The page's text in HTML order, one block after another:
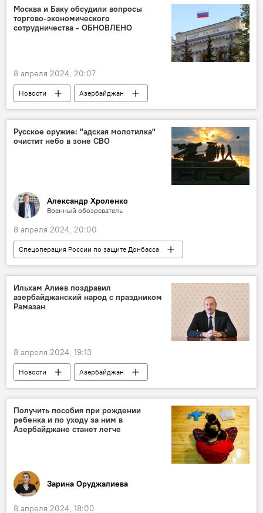
Концлагерь
Азербайджан
НАНА
научный сотрудник Института философии и социологии Национальной академии наук АР Ильхам Аббасов
Москва и Баку обсудили вопросы
торгово-экономического
сотрудничества - ОБНОВЛЕНО
8 апреля 2024, 20:07
Новости
Азербайджан
Микаил Джаббаров
Россия
Денис Мантуров
Встреча
Торгово-экономическое сотрудничество
Проекты
Экономика
Центробанк России
Переговоры
Экономика
Русское оружие: "адская молотилка"
очистит небо в зоне СВО
Александр Хроленко
Военный обозреватель
8 апреля 2024, 20:00
Спецоперация России по защите Донбасса
СВО
Вооруженные силы России
зенитные артиллерийские комплексы "Деривация-ПВО"
Корпорация "Ростех"
Стрельба
управляемый снаряд
Политика
Ильхам Алиев поздравил
азербайджанский народ с праздником
Рамазан
8 апреля 2024, 19:13
Новости
Азербайджан
Ильхам Алиев
праздник Рамазан
Азербайджанский народ
Поздравление
Общество
Получить пособия при рождении
ребенка и по уходу за ним в
Азербайджане станет легче
Зарина Оруджалиева
8 апреля 2024, 18:00